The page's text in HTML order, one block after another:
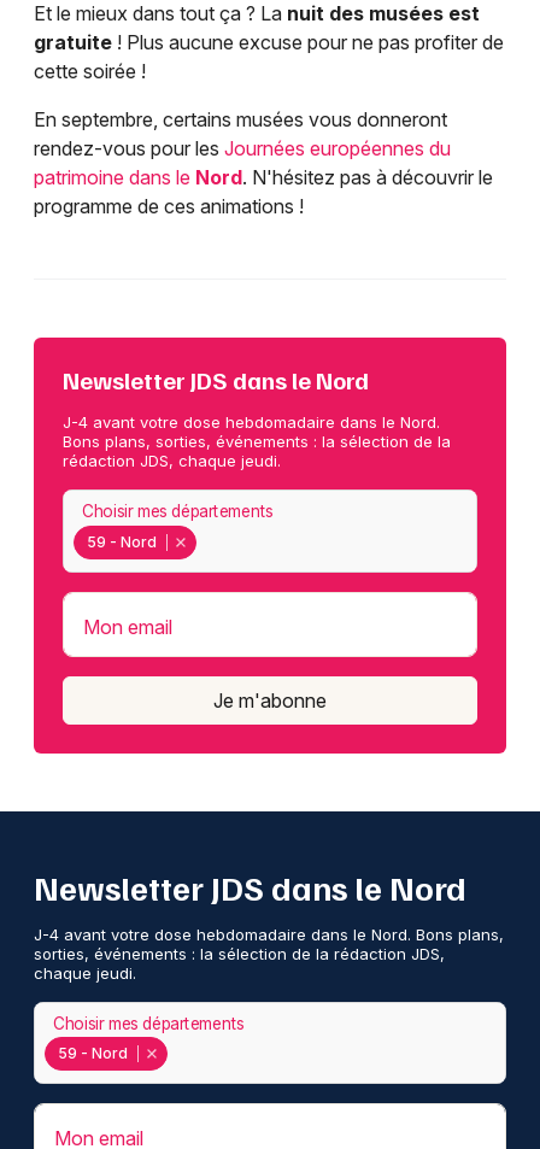
Et le mieux dans tout ça ? La nuit des musées est
gratuite ! Plus aucune excuse pour ne pas profiter de
cette soirée !
En septembre, certains musées vous donneront
rendez-vous pour les Journées européennes du
patrimoine dans le Nord. N'hésitez pas à découvrir le
programme de ces animations !
Newsletter JDS dans le Nord
J-4 avant votre dose hebdomadaire dans le Nord.
Bons plans, sorties, événements : la sélection de la
rédaction JDS, chaque jeudi.
59 - Nord
Choisir mes départements
Mon email
Je m'abonne
Newsletter JDS dans le Nord
J-4 avant votre dose hebdomadaire dans le Nord. Bons plans,
sorties, événements : la sélection de la rédaction JDS,
chaque jeudi.
59 - Nord
Choisir mes départements
Mon email